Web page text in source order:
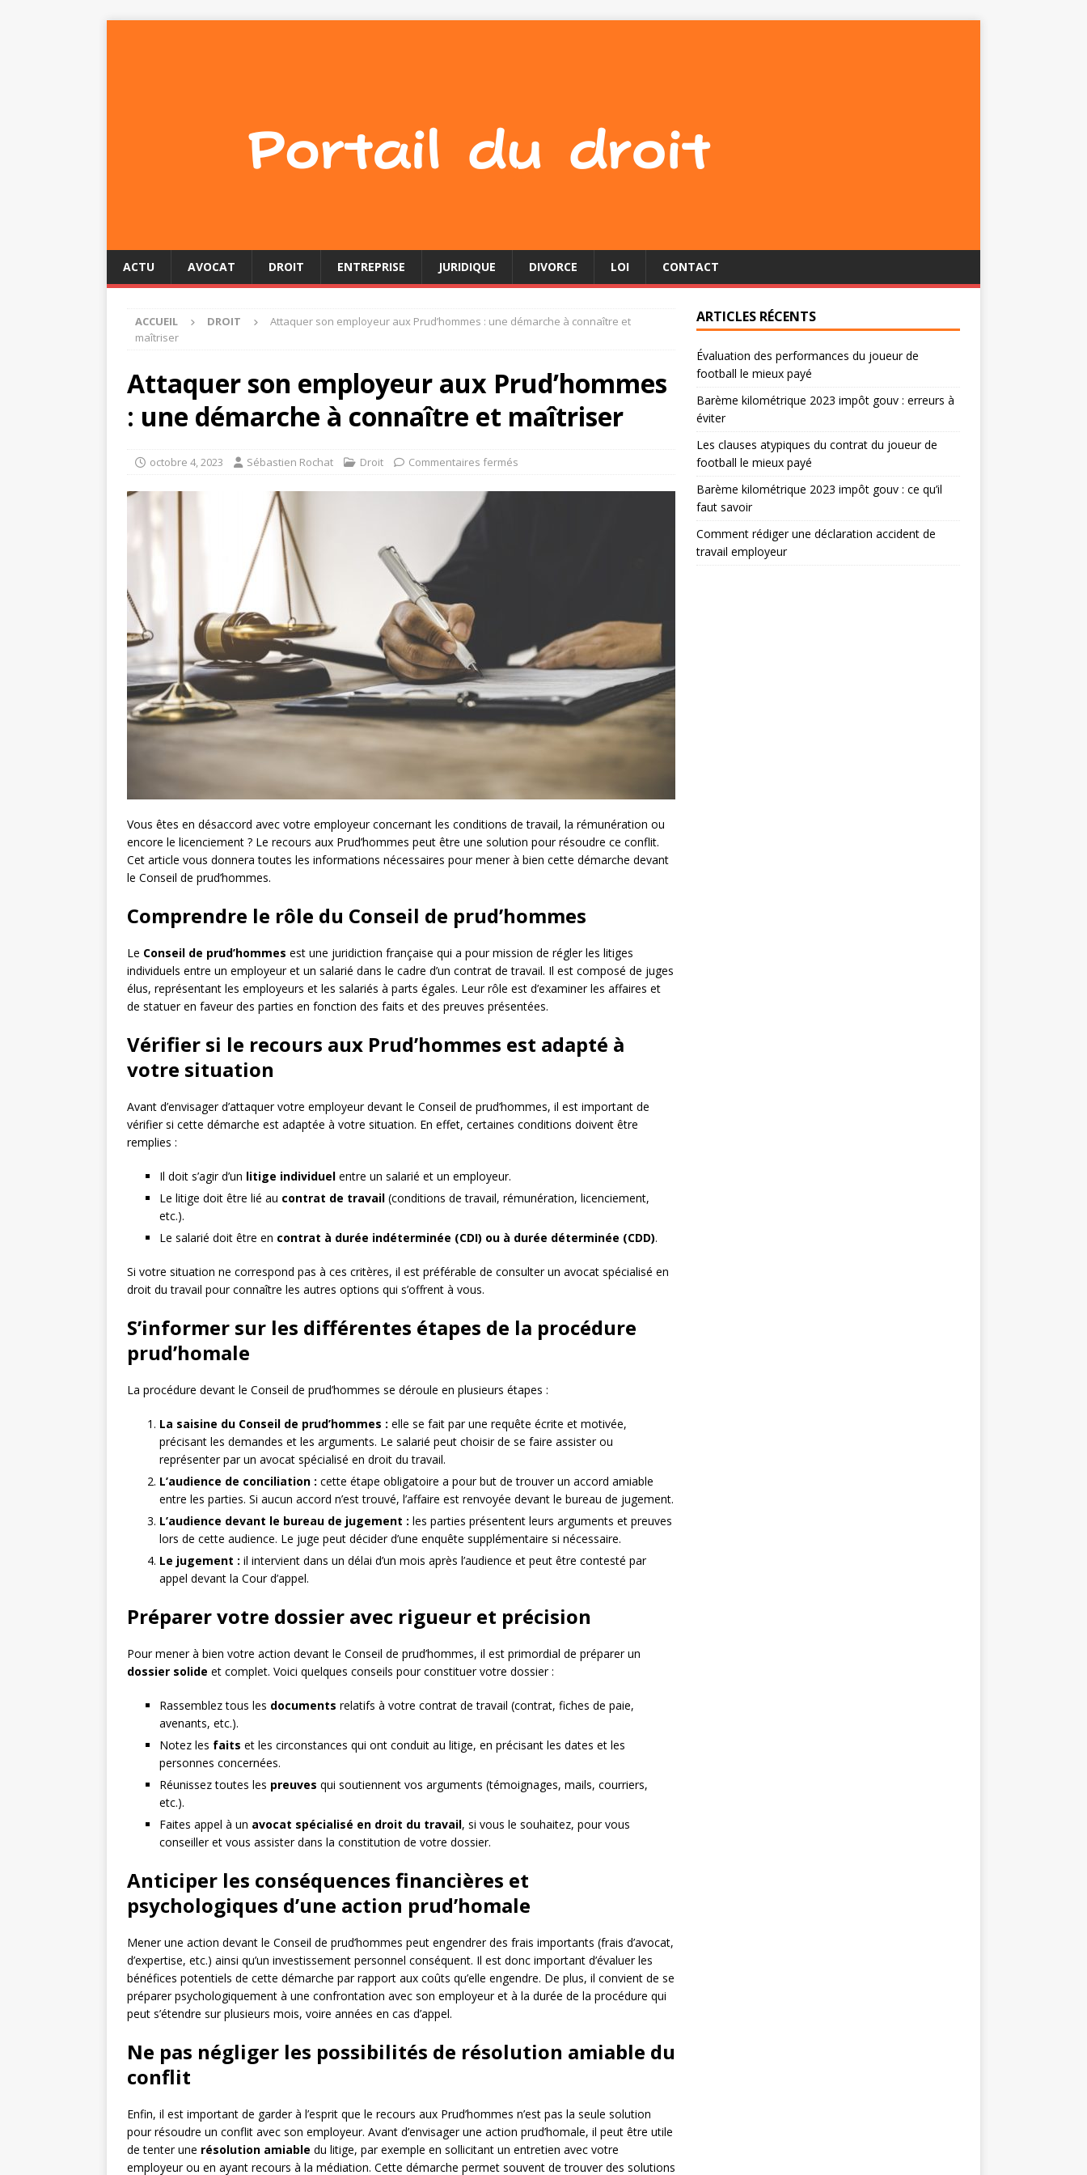
ACTU AVOCAT DROIT ENTREPRISE JURIDIQUE DIVORCE LOI CONTACT
ACCUEIL DROIT
Attaquer son employeur aux Prud’hommes : une démarche à connaître et
maîtriser
Attaquer son employeur aux Prud’hommes
: une démarche à connaître et maîtriser
octobre 4, 2023 Sébastien Rochat Droit Commentaires fermés
Vous êtes en désaccord avec votre employeur concernant les conditions de travail, la rémunération ou
encore le licenciement ? Le recours aux Prud’hommes peut être une solution pour résoudre ce conflit.
Cet article vous donnera toutes les informations nécessaires pour mener à bien cette démarche devant
le Conseil de prud’hommes.
Comprendre le rôle du Conseil de prud’hommes
Le Conseil de prud’hommes est une juridiction française qui a pour mission de régler les litiges
individuels entre un employeur et un salarié dans le cadre d’un contrat de travail. Il est composé de juges
élus, représentant les employeurs et les salariés à parts égales. Leur rôle est d’examiner les affaires et
de statuer en faveur des parties en fonction des faits et des preuves présentées.
Vérifier si le recours aux Prud’hommes est adapté à
votre situation
Avant d’envisager d’attaquer votre employeur devant le Conseil de prud’hommes, il est important de
vérifier si cette démarche est adaptée à votre situation. En effet, certaines conditions doivent être
remplies :
Il doit s’agir d’un litige individuel entre un salarié et un employeur.
Le litige doit être lié au contrat de travail (conditions de travail, rémunération, licenciement,
etc.).
Le salarié doit être en contrat à durée indéterminée (CDI) ou à durée déterminée (CDD).
Si votre situation ne correspond pas à ces critères, il est préférable de consulter un avocat spécialisé en
droit du travail pour connaître les autres options qui s’offrent à vous.
S’informer sur les différentes étapes de la procédure
prud’homale
La procédure devant le Conseil de prud’hommes se déroule en plusieurs étapes :
La saisine du Conseil de prud’hommes : elle se fait par une requête écrite et motivée,
précisant les demandes et les arguments. Le salarié peut choisir de se faire assister ou
représenter par un avocat spécialisé en droit du travail.
L’audience de conciliation : cette étape obligatoire a pour but de trouver un accord amiable
entre les parties. Si aucun accord n’est trouvé, l’affaire est renvoyée devant le bureau de jugement.
L’audience devant le bureau de jugement : les parties présentent leurs arguments et preuves
lors de cette audience. Le juge peut décider d’une enquête supplémentaire si nécessaire.
Le jugement : il intervient dans un délai d’un mois après l’audience et peut être contesté par
appel devant la Cour d’appel.
Préparer votre dossier avec rigueur et précision
Pour mener à bien votre action devant le Conseil de prud’hommes, il est primordial de préparer un
dossier solide et complet. Voici quelques conseils pour constituer votre dossier :
Rassemblez tous les documents relatifs à votre contrat de travail (contrat, fiches de paie,
avenants, etc.).
Notez les faits et les circonstances qui ont conduit au litige, en précisant les dates et les
personnes concernées.
Réunissez toutes les preuves qui soutiennent vos arguments (témoignages, mails, courriers,
etc.).
Faites appel à un avocat spécialisé en droit du travail, si vous le souhaitez, pour vous
conseiller et vous assister dans la constitution de votre dossier.
Anticiper les conséquences financières et
psychologiques d’une action prud’homale
Mener une action devant le Conseil de prud’hommes peut engendrer des frais importants (frais d’avocat,
d’expertise, etc.) ainsi qu’un investissement personnel conséquent. Il est donc important d’évaluer les
bénéfices potentiels de cette démarche par rapport aux coûts qu’elle engendre. De plus, il convient de se
préparer psychologiquement à une confrontation avec son employeur et à la durée de la procédure qui
peut s’étendre sur plusieurs mois, voire années en cas d’appel.
Ne pas négliger les possibilités de résolution amiable du
conflit
Enfin, il est important de garder à l’esprit que le recours aux Prud’hommes n’est pas la seule solution
pour résoudre un conflit avec son employeur. Avant d’envisager une action prud’homale, il peut être utile
de tenter une résolution amiable du litige, par exemple en sollicitant un entretien avec votre
employeur ou en ayant recours à la médiation. Cette démarche permet souvent de trouver des solutions
ARTICLES RÉCENTS
Évaluation des performances du joueur de
football le mieux payé
Barème kilométrique 2023 impôt gouv : erreurs à
éviter
Les clauses atypiques du contrat du joueur de
football le mieux payé
Barème kilométrique 2023 impôt gouv : ce qu’il
faut savoir
Comment rédiger une déclaration accident de
travail employeur